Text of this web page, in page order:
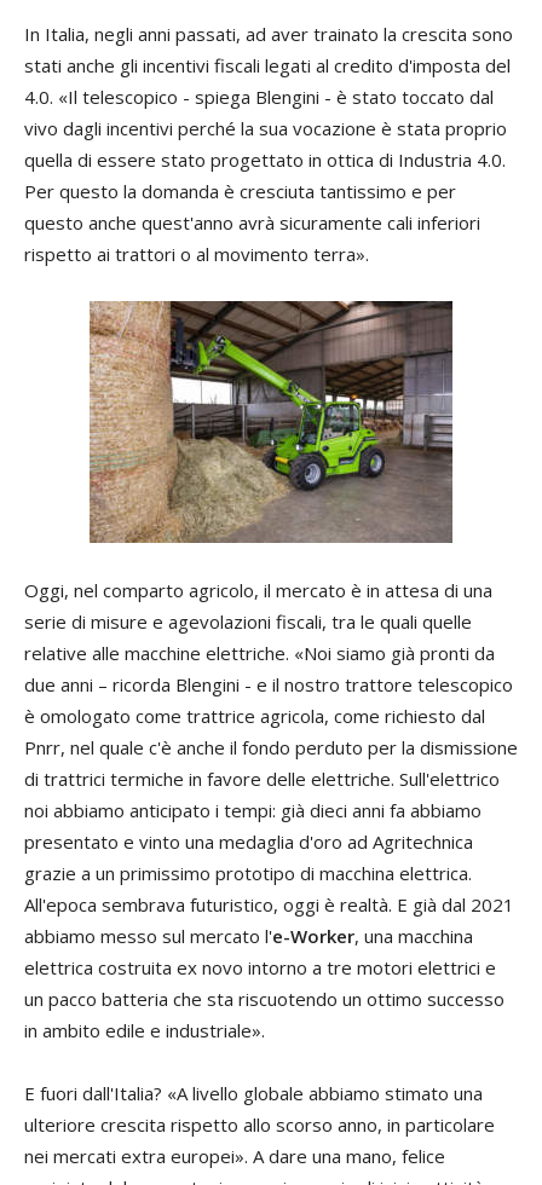
In Italia, negli anni passati, ad aver trainato la crescita sono
stati anche gli incentivi fiscali legati al credito d'imposta del
4.0. «Il telescopico - spiega Blengini - è stato toccato dal
vivo dagli incentivi perché la sua vocazione è stata proprio
quella di essere stato progettato in ottica di Industria 4.0.
Per questo la domanda è cresciuta tantissimo e per
questo anche quest'anno avrà sicuramente cali inferiori
rispetto ai trattori o al movimento terra».
Oggi, nel comparto agricolo, il mercato è in attesa di una
serie di misure e agevolazioni fiscali, tra le quali quelle
relative alle macchine elettriche. «Noi siamo già pronti da
due anni – ricorda Blengini - e il nostro trattore telescopico
è omologato come trattrice agricola, come richiesto dal
Pnrr, nel quale c'è anche il fondo perduto per la dismissione
di trattrici termiche in favore delle elettriche. Sull'elettrico
noi abbiamo anticipato i tempi: già dieci anni fa abbiamo
presentato e vinto una medaglia d'oro ad Agritechnica
grazie a un primissimo prototipo di macchina elettrica.
All'epoca sembrava futuristico, oggi è realtà. E già dal 2021
abbiamo messo sul mercato l'e-Worker, una macchina
elettrica costruita ex novo intorno a tre motori elettrici e
un pacco batteria che sta riscuotendo un ottimo successo
in ambito edile e industriale».
E fuori dall'Italia? «A livello globale abbiamo stimato una
ulteriore crescita rispetto allo scorso anno, in particolare
nei mercati extra europei». A dare una mano, felice